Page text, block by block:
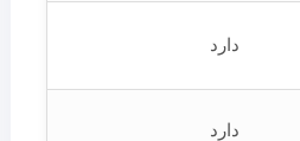
دارد
دارد